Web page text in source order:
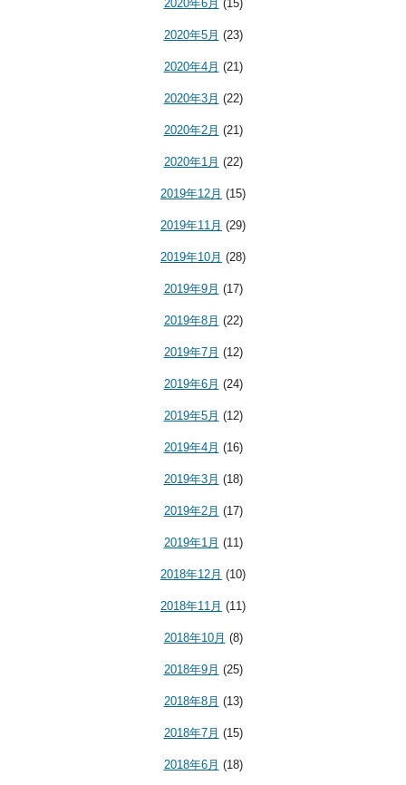
2020年6月 (15)
2020年5月 (23)
2020年4月 (21)
2020年3月 (22)
2020年2月 (21)
2020年1月 (22)
2019年12月 (15)
2019年11月 (29)
2019年10月 (28)
2019年9月 (17)
2019年8月 (22)
2019年7月 (12)
2019年6月 (24)
2019年5月 (12)
2019年4月 (16)
2019年3月 (18)
2019年2月 (17)
2019年1月 (11)
2018年12月 (10)
2018年11月 (11)
2018年10月 (8)
2018年9月 (25)
2018年8月 (13)
2018年7月 (15)
2018年6月 (18)